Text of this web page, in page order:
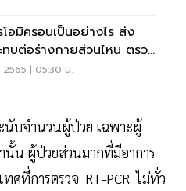
โอมิครอนเป็นอย่างไร ส่ง
ทบต่อร่างกายส่วนไหน ตรวจ
ได้ผล เช็ก
2565 | 05:30 น.
บจำนวนผู้ป่วย เฉพาะผู้
นั้น ผู้ป่วยส่วนมากที่มีอาการ
ศที่การตรวจ RT-PCR ไม่ทั่ว